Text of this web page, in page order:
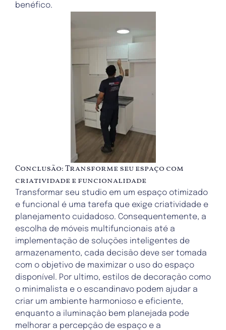
benéfico.
Conclusão: Transforme seu espaço com
criatividade e funcionalidade
Transformar seu studio em um espaço otimizado
e funcional é uma tarefa que exige criatividade e
planejamento cuidadoso. Consequentemente, a
escolha de móveis multifuncionais até a
implementação de soluções inteligentes de
armazenamento, cada decisão deve ser tomada
com o objetivo de maximizar o uso do espaço
disponível. Por ultimo, estilos de decoração como
o minimalista e o escandinavo podem ajudar a
criar um ambiente harmonioso e eficiente,
enquanto a iluminação bem planejada pode
melhorar a percepção de espaço e a